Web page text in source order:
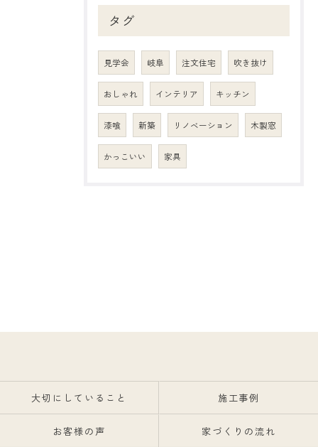
タグ
見学会 岐阜 注文住宅 吹き抜け
おしゃれ インテリア キッチン
漆喰 新築 リノベーション 木製窓
かっこいい 家具
大切にしていること 施工事例
お客様の声 家づくりの流れ